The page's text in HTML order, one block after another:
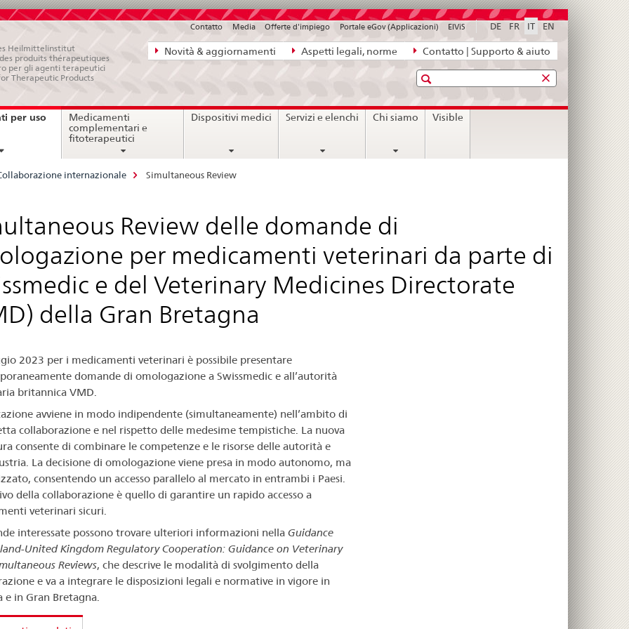
Navigazione
diretta:
aspetti
Novità & aggiornamenti Aspetti legali, norme Contatto | Supporto & aiuto
DE FR IT EN
Contatto Media Offerte d'impiego Portale eGov (Applicazioni) ElViS
Heilmittelinstitut
produits thérapeutiques
per gli agenti terapeutici
Therapeutic Products
Ricerca
per uso
Medicamenti
complementari e
fitoterapeutici
Dispositivi medici Servizi e elenchi Chi siamo Visible
internazionale Simultaneous Review
Review delle domande di
per medicamenti veterinari da parte di
e del Veterinary Medicines Directorate
della Gran Bretagna
2023 per i medicamenti veterinari è possibile presentare
domande di omologazione a Swissmedic e all’autorità
britannica VMD.
avviene in modo indipendente (simultaneamente) nell’ambito di
collaborazione e nel rispetto delle medesime tempistiche. La nuova
consente di combinare le competenze e le risorse delle autorità e
La decisione di omologazione viene presa in modo autonomo, ma
consentendo un accesso parallelo al mercato in entrambi i Paesi.
della collaborazione è quello di garantire un rapido accesso a
veterinari sicuri.
interessate possono trovare ulteriori informazioni nella Guidance
United Kingdom Regulatory Cooperation: Guidance on Veterinary
Reviews, che descrive le modalità di svolgimento della
e va a integrare le disposizioni legali e normative in vigore in
e in Gran Bretagna.